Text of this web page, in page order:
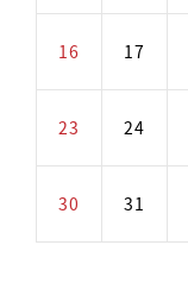
16 17
23 24
30 31